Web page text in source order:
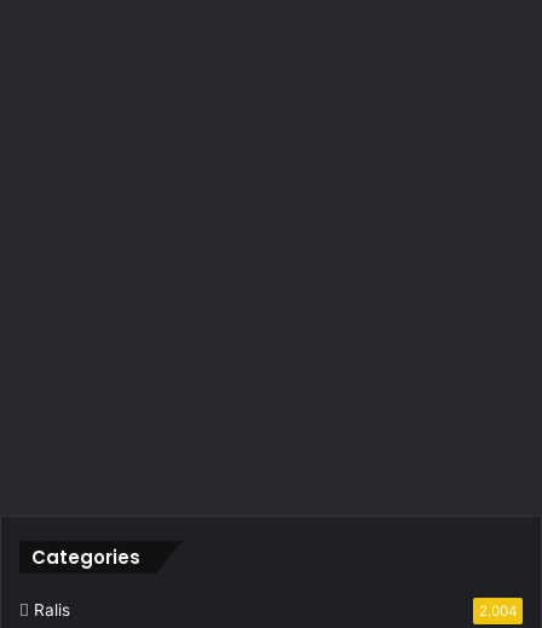
Categories
Ralis 2.004